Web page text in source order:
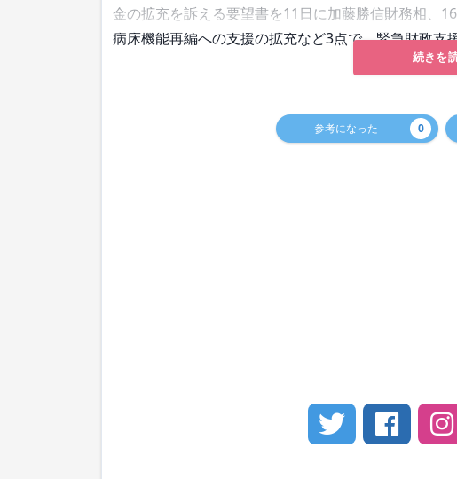
金の拡充を訴える要望書を11日に加藤勝信財務相、
病床機能再編への支援の拡充など3点で、緊急財政支
続きを
参考になった 0